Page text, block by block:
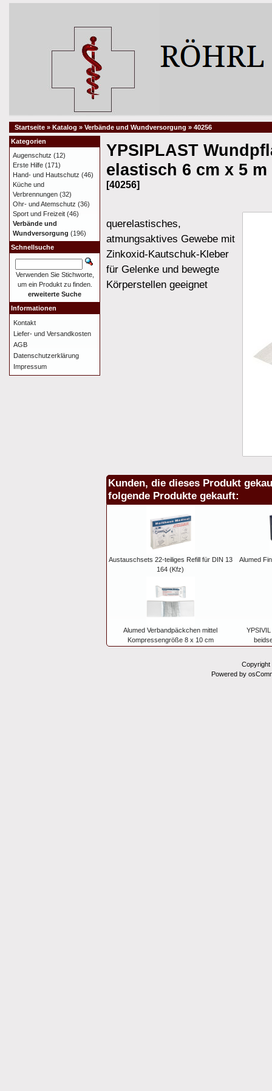
Startseite » Katalog » Verbände und Wundversorgung » 40256
YPSIPLAST
elastisch 6 cm x 5 m
[40256]
querelastisches,
atmungsaktives Gewebe mit
Zinkoxid-Kautschuk-Kleber
für Gelenke und bewegte
Körperstellen geeignet
Kunden, die dieses Produkt
folgende Produkte gekauft:
Austauschsets 22-teiliges Refill für DIN 13
164 (Kfz)
Alumed
Alumed Verbandpäckchen mittel
Kompressengröße 8 x 10 cm
Kategorien
Augenschutz (12)
Erste Hilfe (171)
Hand- und Hautschutz (46)
Küche und
Verbrennungen (32)
Ohr- und Atemschutz (36)
Sport und Freizeit (46)
Verbände und
Wundversorgung (196)
Schnellsuche
Verwenden Sie Stichworte,
um ein Produkt zu finden.
erweiterte Suche
Informationen
Kontakt
Liefer- und Versandkosten
AGB
Datenschutzerklärung
Impressum
Powered by